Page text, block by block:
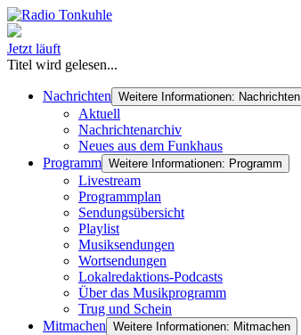
Jetzt läuft
Titel wird gelesen...
Nachrichten Weitere Informationen: Nachrichten
Aktuell
Nachrichtenarchiv
Neues aus dem Funkhaus
Programm Weitere Informationen: Programm
Livestream
Programmplan
Sendungsübersicht
Playlist
Musiksendungen
Wortsendungen
Lokalredaktions-Podcasts
Über das Musikprogramm
Trug und Schein
Mitmachen Weitere Informationen: Mitmachen